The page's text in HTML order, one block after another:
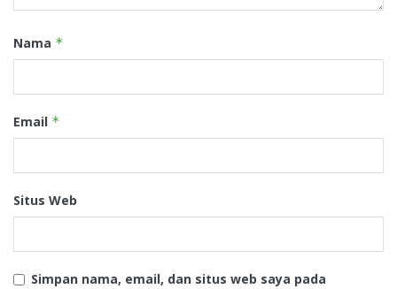
Nama *
Email *
Situs Web
Simpan nama, email, dan situs web saya pada